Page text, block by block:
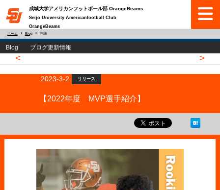
成城大学アメリカンフットボール部 OrangeBeams
Seijo University Americanfootball Club
OrangeBeams
ホーム Blog 詳細
Blog ブログ更新情報
< >
2023-3-2 リリース
【2022年度 MVP選手紹介】